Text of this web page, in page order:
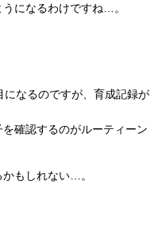
になるわけですね…。
なるのですが、育成記録が
確認するのがルーティーン
もしれない…。